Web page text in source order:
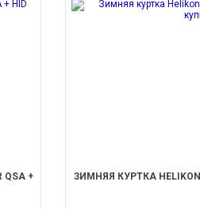
QSA +
ЗИМНЯЯ КУРТКА HELIKON-